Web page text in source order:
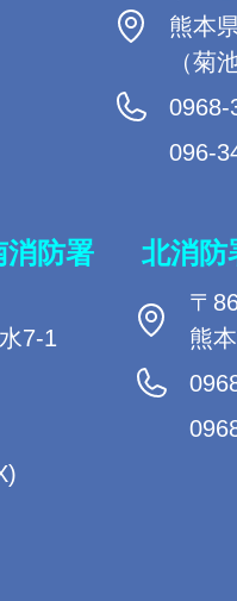
熊本
（菊
0968-
096-
消防署
7-1
北消防
〒
熊